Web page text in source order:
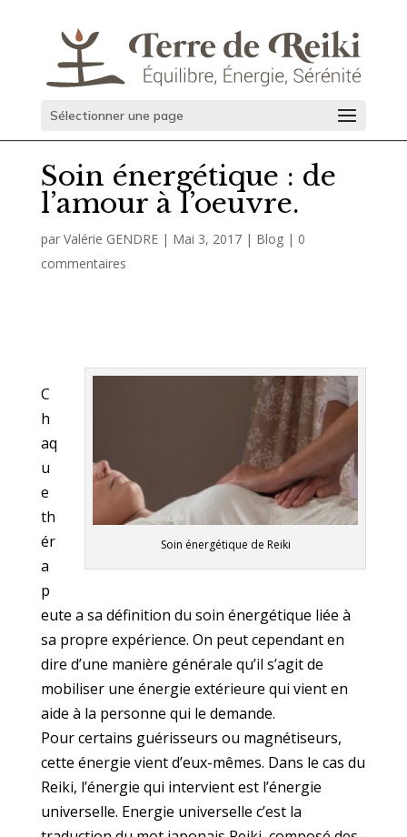
Sélectionner une page
Soin énergétique : de
l’amour à l’oeuvre.
par Valérie GENDRE| Mai 3, 2017| Blog| 0
commentaires
Soin énergétique de Reiki
C
h
aq
u
e
th
ér
a
p
eute a sa définition du soin énergétique liée à
sa propre expérience. On peut cependant en
dire d’une manière générale qu’il s’agit de
mobiliser une énergie extérieure qui vient en
aide à la personne qui le demande.
Pour certains guérisseurs ou magnétiseurs,
cette énergie vient d’eux-mêmes. Dans le cas du
Reiki, l’énergie qui intervient est l’énergie
universelle. Energie universelle c’est la